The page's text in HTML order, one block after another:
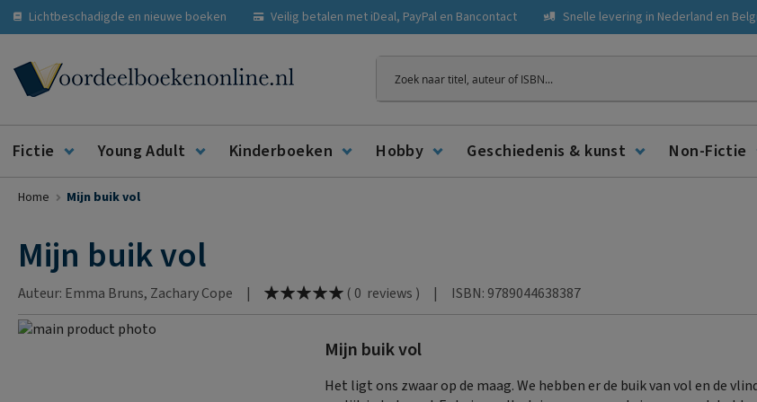
Lichtbeschadigde en nieuwe boeken Veilig betalen met iDeal, PayPal en Bancontact Snelle levering in Nederland en
Zoeken
Fictie Young Adult Kinderboeken Hobby Geschiedenis & kunst Non-Fictie
Home Mijn buik vol
Mijn buik vol
Auteur: Emma Bruns, Zachary Cope |
Waardering:
% of100
( 0 reviews ) |
ISBN: 9789044638387
Ga
Mijn buik vol
Het ligt ons zwaar op de maag. We hebben er de buik van vol en de